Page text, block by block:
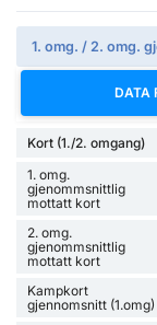
1. omg. / 2. omg.
DATA
Kort (1./2. omgang)
1. omg.
gjenommsnittlig
mottatt kort
2. omg.
gjenommsnittlig
mottatt kort
Kampkort
gjennomsnitt (1.omg)